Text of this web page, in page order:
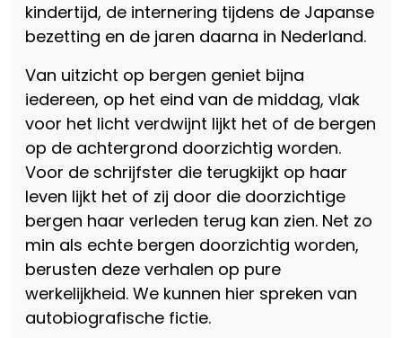
kindertijd, de internering tijdens de Japanse
bezetting en de jaren daarna in Nederland.
Van uitzicht op bergen geniet bijna
iedereen, op het eind van de middag, vlak
voor het licht verdwijnt lijkt het of de bergen
op de achtergrond doorzichtig worden.
Voor de schrijfster die terugkijkt op haar
leven lijkt het of zij door die doorzichtige
bergen haar verleden terug kan zien. Net zo
min als echte bergen doorzichtig worden,
berusten deze verhalen op pure
werkelijkheid. We kunnen hier spreken van
autobiografische fictie.